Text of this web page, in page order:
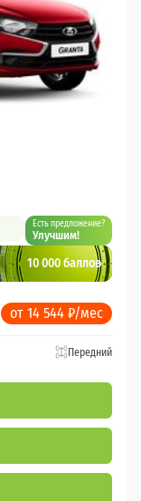
Есть предложение?
Улучшим!
10 000 баллов
от 14 544 ₽/мес
Передний